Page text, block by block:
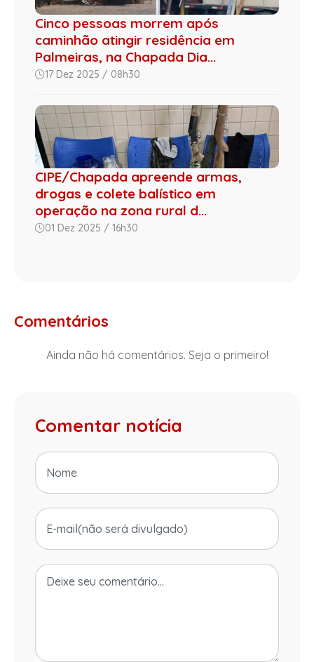
Cinco pessoas morrem após
caminhão atingir residência em
Palmeiras, na Chapada Dia...
17 Dez 2025 / 08h30
CIPE/Chapada apreende armas,
drogas e colete balístico em
operação na zona rural d...
01 Dez 2025 / 16h30
Comentários
Ainda não há comentários. Seja o primeiro!
Comentar notícia